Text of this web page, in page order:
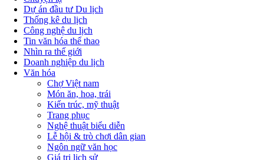
Dự án đầu tư Du lịch
Thống kê du lịch
Công nghệ du lịch
Tin văn hóa thể thao
Nhìn ra thế giới
Doanh nghiệp du lịch
Văn hóa
Chợ Việt nam
Món ăn, hoa, trái
Kiến trúc, mỹ thuật
Trang phục
Nghệ thuật biểu diễn
Lễ hội & trò chơi dân gian
Ngôn ngữ văn học
Giá trị lịch sử